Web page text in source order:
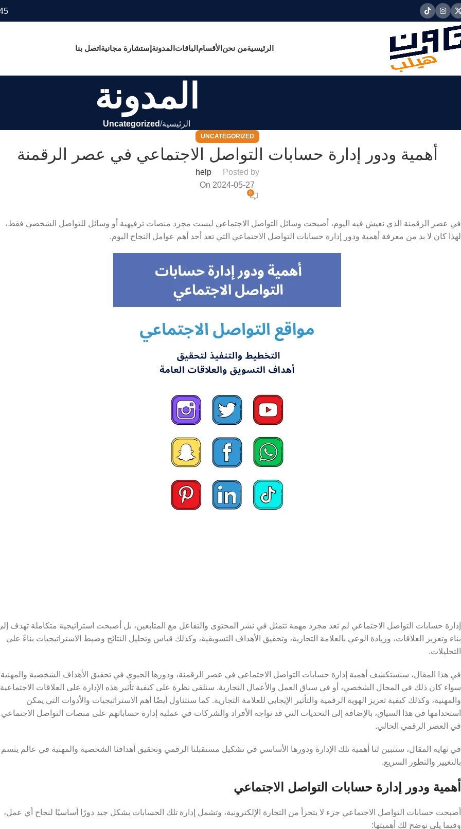
الرئيسيةمن نحن الأقسام الباقات المدونة إستشارة مجانية اتصل بنا
المدونة
الرئيسية Uncategorized
UNCATEGORIZED
أهمية ودور إدارة حسابات التواصل الاجتماعي في عصر الرقمنة
Posted by
help
On 2024-05-27
0
في عصر الرقمنة الذي نعيش فيه اليوم، أصبحت وسائل التواصل الاجتماعي ليست مجرد منصات ترفيهية أو وسائل للتواصل الشخصي فقط،
لهذا كان لا بد من معرفة أهمية ودور إدارة حسابات التواصل الاجتماعي التي تعد أحد أهم عوامل النجاح اليوم.
إدارة حسابات التواصل الاجتماعي لم تعد مجرد مهمة تتمثل في نشر المحتوى والتفاعل مع المتابعين، بل أصبحت استراتيجية متكاملة تهدف
بناء وتعزيز العلاقات، وزيادة الوعي بالعلامة التجارية، وتحقيق الأهداف التسويقية، وكذلك قياس وتحليل النتائج وضبط الاستراتيجيات بناءً على
التحليلات.
في هذا المقال، سنستكشف أهمية إدارة حسابات التواصل الاجتماعي في عصر الرقمنة، ودورها الحيوي في تحقيق الأهداف الشخصية
سواء كان ذلك في المجال الشخصي، أو في سياق العمل والأعمال التجارية. سنلقي نظرة على كيفية تأثير هذه الإدارة على العلاقات الاجتماعية
والمهنية، وكذلك كيفية تعزيز الهوية الرقمية والتأثير الإيجابي للعلامة التجارية. كما سنتناول أيضًا أهم الاستراتيجيات والأدوات التي يمكن
استخدامها في هذا السياق، بالإضافة إلى التحديات التي قد تواجه الأفراد والشركات في عملية إدارة حساباتهم على منصات التواصل الاجتماعي
في العصر الرقمي الحالي.
في نهاية المقال، ستتبين لنا أهمية تلك الإدارة ودورها الأساسي في تشكيل مستقبلنا الرقمي وتحقيق أهدافنا الشخصية والمهنية في عالم يتسم
بالتغيير والتطور السريع.
أهمية ودور إدارة حسابات التواصل الاجتماعي
أصبحت حسابات التواصل الاجتماعي جزء لا يتجزأ من التجارة الإلكترونية، وتشمل إدارة تلك الحسابات بشكل جيد دورًا أساسيًا لنجاح أي عمل،
وفيما يلي نوضح لك أهميتها: